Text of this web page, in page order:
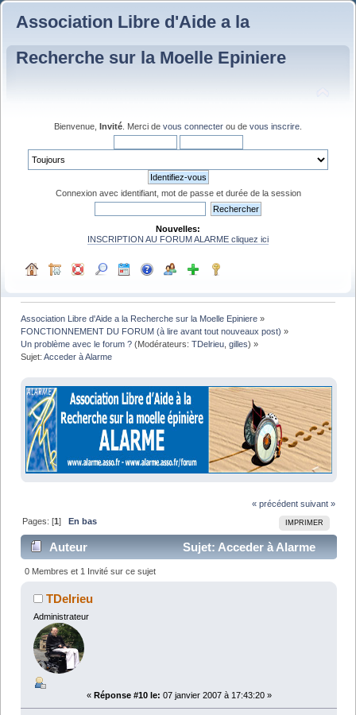
Association Libre d'Aide a la
Recherche sur la Moelle Epiniere
Bienvenue, Invité . Merci de vous connecter ou de vous inscrire
Connexion avec identifiant, mot de passe et durée de la session
Nouvelles:
INSCRIPTION AU FORUM ALARME cliquez ici
Association Libre d'Aide a la Recherche sur la Moelle Epiniere »
FONCTIONNEMENT DU FORUM (à lire avant tout nouveaux post) »
Un problème avec le forum ? (Modérateurs:TDelrieu ,gilles) »
Sujet:Acceder à Alarme
« précédent suivant »
IMPRIMER
Pages: [1] En bas
Auteur
Sujet: Acceder à Alarme
(Lu 16004 fois)
0 Membres et 1 Invité sur ce sujet
TDelrieu
Administrateur
« Réponse #10 le: 07 janvier 2007 à 17:43:20 »